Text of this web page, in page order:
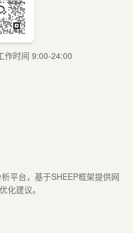
作时间 9:00-24:00
平台，基于SHEEP框架提供网
化建议。